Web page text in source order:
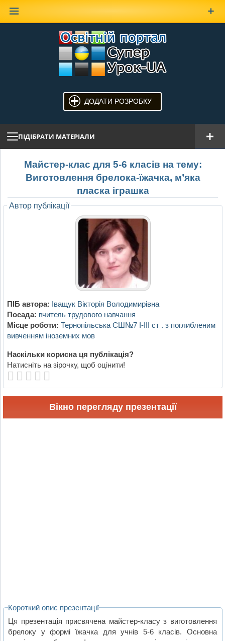
ДОДАТИ РОЗРОБКУ
ПІДІБРАТИ МАТЕРІАЛИ
Майстер-клас для 5-6 класів на тему:
Виготовлення брелока-їжачка, м’яка
пласка іграшка
Автор публікації
ПІБ автора: Іващук Вікторія Володимирівна
Посада: вчитель трудового навчання
Місце роботи: Тернопільська СШ№7 І-ІІІ ст . з поглибленим
вивченням іноземних мов
Наскільки корисна ця публікація?
Натисніть на зірочку, щоб оцінити!
Вікно перегляду презентації
Короткий опис презентації
Ця презентація присвячена майстер-класу з виготовлення
брелоку у формі їжачка для учнів 5-6 класів. Основна